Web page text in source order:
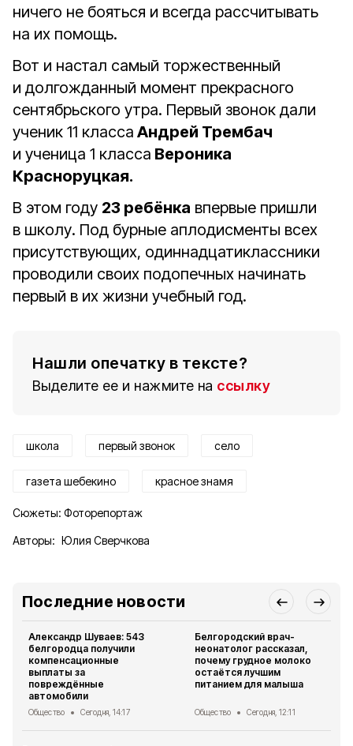
ничего не бояться и всегда рассчитывать
на их помощь.
Вот и настал самый торжественный
и долгожданный момент прекрасного
сентябрьского утра. Первый звонок дали
ученик 11 класса Андрей Трембач
и ученица 1 класса Вероника
Красноруцкая.
В этом году 23 ребёнка впервые пришли
в школу. Под бурные аплодисменты всех
присутствующих, одиннадцатиклассники
проводили своих подопечных начинать
первый в их жизни учебный год.
Нашли опечатку в тексте?
Выделите ее и нажмите на ссылку
школа первый звонок село
газета шебекино красное знамя
Сюжеты: Фоторепортаж
Авторы: Юлия Сверчкова
Последние новости
Александр Шуваев: 543
белгородца получили
компенсационные
выплаты за
повреждённые
автомобили
Общество Сегодня, 14:17
Белгородский врач-
неонатолог рассказал,
почему грудное молоко
остаётся лучшим
питанием для малыша
Общество Сегодня, 12:11